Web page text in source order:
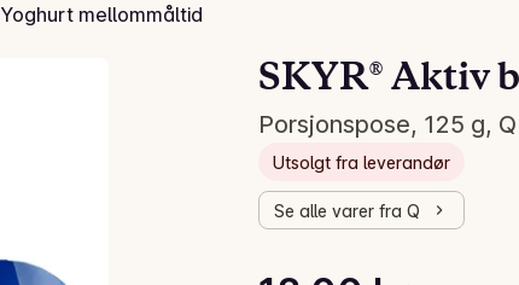
Yoghurt mellommåltid
SKYR® Aktiv
Porsjonspose, 125 g, Q
Utsolgt fra leverandør
Se alle varer fra Q
Stykkpris: 144,00 kr /kg